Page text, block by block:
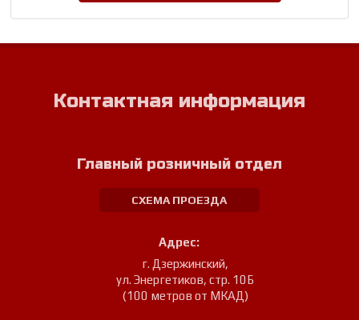
Контактная информация
Главный розничный отдел
СХЕМА ПРОЕЗДА
Адрес:
г. Дзержинский,
ул. Энергетиков, стр. 10Б
(100 метров от МКАД)